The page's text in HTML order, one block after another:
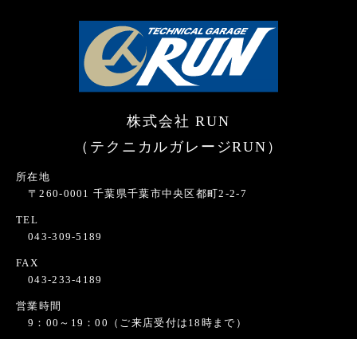
株式会社 RUN
（テクニカルガレージRUN）
所在地
〒260-0001 千葉県千葉市中央区都町2-2-7
TEL
043-309-5189
FAX
043-233-4189
営業時間
9：00～19：00（ご来店受付は18時まで）